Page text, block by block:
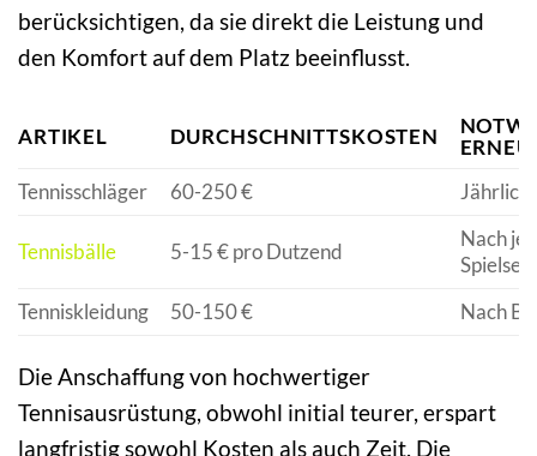
berücksichtigen, da sie direkt die Leistung und
den Komfort auf dem Platz beeinflusst.
ARTIKEL DURCHSCHNITTSKOSTEN
Tennisschläger
60-250 € Jährlich
Tennisbälle 5-15 € pro Dutzend
Nach
Tenniskleidung
50-150 € Nach
Die Anschaffung von hochwertiger
Tennisausrüstung, obwohl initial teurer, erspart
langfristig sowohl Kosten als auch Zeit. Die